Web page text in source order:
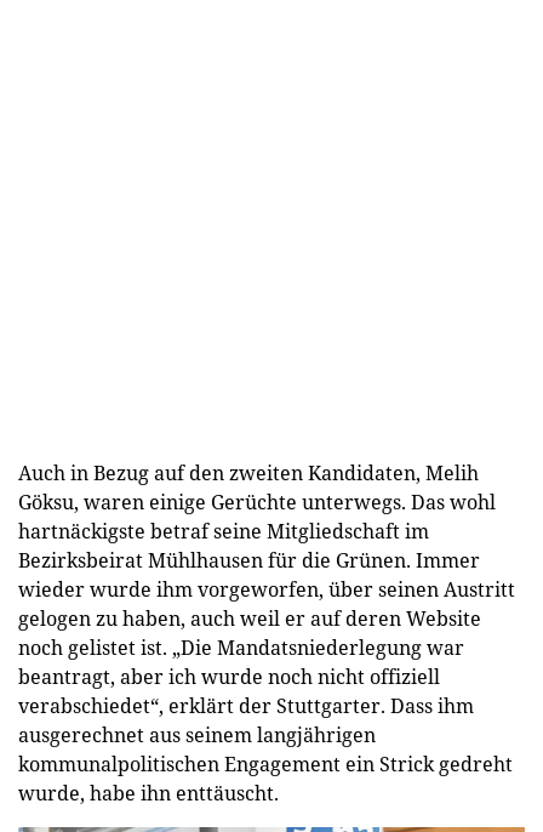
Auch in Bezug auf den zweiten Kandidaten, Melih
Göksu, waren einige Gerüchte unterwegs. Das wohl
hartnäckigste betraf seine Mitgliedschaft im
Bezirksbeirat Mühlhausen für die Grünen. Immer
wieder wurde ihm vorgeworfen, über seinen Austritt
gelogen zu haben, auch weil er auf deren Website
noch gelistet ist. „Die Mandatsniederlegung war
beantragt, aber ich wurde noch nicht offiziell
verabschiedet“, erklärt der Stuttgarter. Dass ihm
ausgerechnet aus seinem langjährigen
kommunalpolitischen Engagement ein Strick gedreht
wurde, habe ihn enttäuscht.